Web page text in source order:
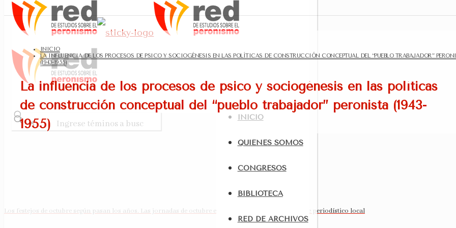
INICIO
QUIÉNES SOMOS
CONGRESOS
BIBLIOTECA
RED DE ARCHIVOS
✕
La influencia de los procesos de psico y sociogénesis en las políticas
de construcción conceptual del “pueblo trabajador” peronista (1943-
1955)
INICIO
LA INFLUENCIA DE LOS PROCESOS DE PSICO Y SOCIOGÉNESIS EN LAS POLÍTICAS DE CONSTRUCCIÓN CONCEPTUAL DEL “PUEBLO TRABAJADOR”
(1943-1955)
Los festejos de octubre según pasan los años. Las jornadas de octubre en Rosario, análisis del abordaje periodístico local